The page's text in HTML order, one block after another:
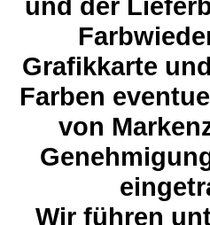
Grafikkarte
Farben
von
Wir führen